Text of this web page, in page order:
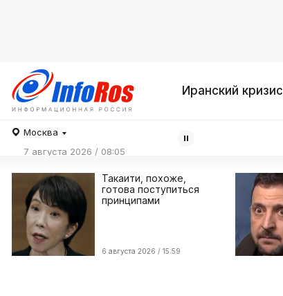
Иранский кризис
Москва
7 августа 2026 / 08:05
Такаити, похоже,
готова поступиться
принципами
6 августа 2026 / 15:59